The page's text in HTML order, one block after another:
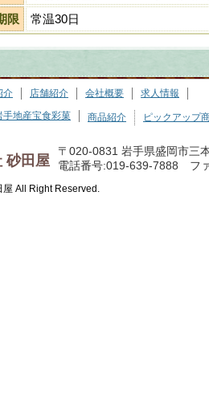
限
常温30日
介 店舗紹介 会社概要
求人情報
手地産宝食彩菓 商品紹介 ピックアップ
砂田屋
〒020-0831 岩手県盛岡市三
電話番号:019-639-7888 フ
All Right Reserved.